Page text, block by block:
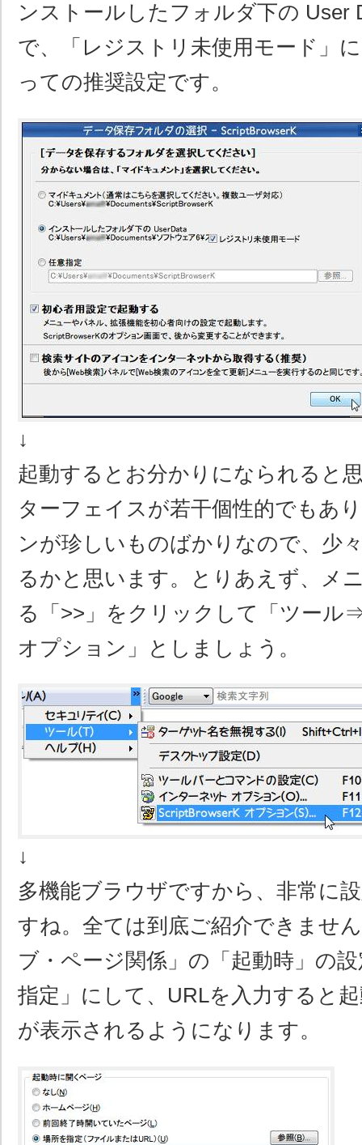
ンストールしたフォルダ下の User
で、「レジストリ未使用モード」
っての推奨設定です。
↓
起動するとお分かりになられると
ターフェイスが若干個性的でもあ
ンが珍しいものばかりなので、少
るかと思います。とりあえず、メ
る「>>」をクリックして「ツール
オプション」としましょう。
↓
多機能ブラウザですから、非常に
すね。全ては到底ご紹介できませ
ブ・ページ関係」の「起動時」の
指定」にして、URLを入力すると
が表示されるようになります。